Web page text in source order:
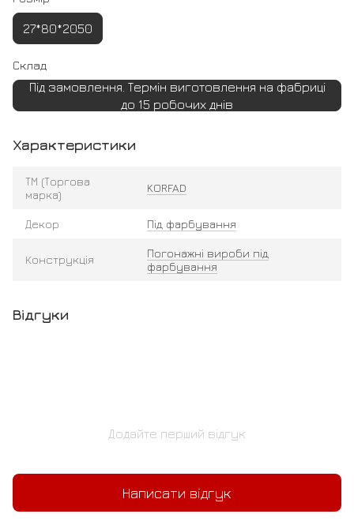
27*80*2050
Склад
Під замовлення. Термін виготовлення на фабриці
до 15 робочих днів
Характеристики
ТМ (Торгова
марка)
KORFAD
Декор Під фарбування
Конструкція
Погонажні вироби під
фарбування
Відгуки
Додайте перший відгук
Написати відгук